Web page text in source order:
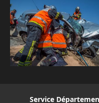
Service